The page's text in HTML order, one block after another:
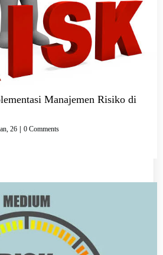
Manajemen Risiko di
26 0 Comments